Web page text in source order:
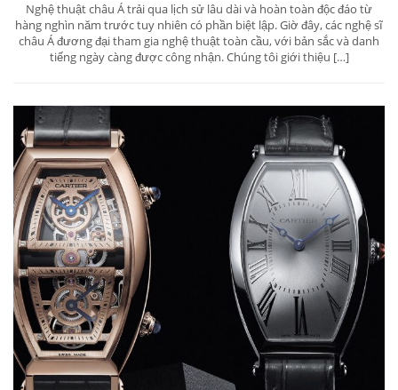
Nghệ thuật châu Á trải qua lịch sử lâu dài và hoàn toàn độc đáo từ
hàng nghìn năm trước tuy nhiên có phần biệt lập. Giờ đây, các nghệ sĩ
châu Á đương đại tham gia nghệ thuật toàn cầu, với bản sắc và danh
tiếng ngày càng được công nhận. Chúng tôi giới thiệu […]